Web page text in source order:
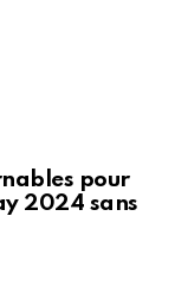
pour
2024 sans